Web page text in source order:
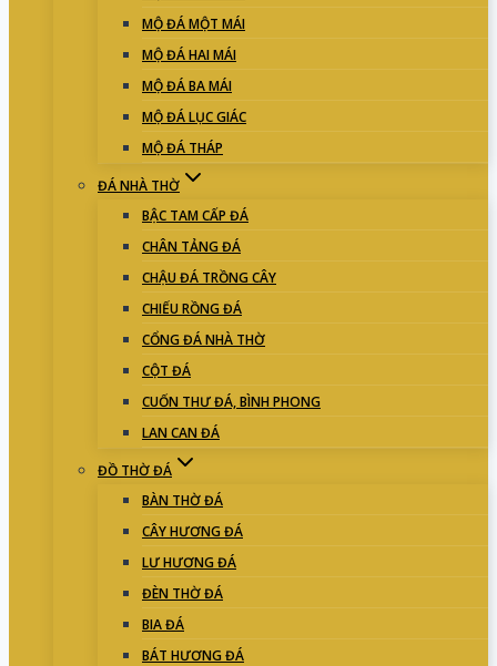
MỘ ĐÁ MỘT MÁI
MỘ ĐÁ HAI MÁI
MỘ ĐÁ BA MÁI
MỘ ĐÁ LỤC GIÁC
MỘ ĐÁ THÁP
ĐÁ NHÀ THỜ
BẬC TAM CẤP ĐÁ
CHÂN TẢNG ĐÁ
CHẬU ĐÁ TRỒNG CÂY
CHIẾU RỒNG ĐÁ
CỔNG ĐÁ NHÀ THỜ
CỘT ĐÁ
CUỐN THƯ ĐÁ, BÌNH PHONG
LAN CAN ĐÁ
ĐỒ THỜ ĐÁ
BÀN THỜ ĐÁ
CÂY HƯƠNG ĐÁ
LƯ HƯƠNG ĐÁ
ĐÈN THỜ ĐÁ
BIA ĐÁ
BÁT HƯƠNG ĐÁ